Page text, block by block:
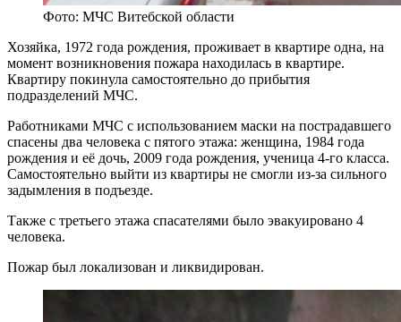
Фото: МЧС Витебской области
Хозяйка, 1972 года рождения, проживает в квартире одна, на
момент возникновения пожара находилась в квартире.
Квартиру покинула самостоятельно до прибытия
подразделений МЧС.
Работниками МЧС с использованием маски на пострадавшего
спасены два человека с пятого этажа: женщина, 1984 года
рождения и её дочь, 2009 года рождения, ученица 4-го класса.
Самостоятельно выйти из квартиры не смогли из-за сильного
задымления в подъезде.
Также с третьего этажа спасателями было эвакуировано 4
человека.
Пожар был локализован и ликвидирован.